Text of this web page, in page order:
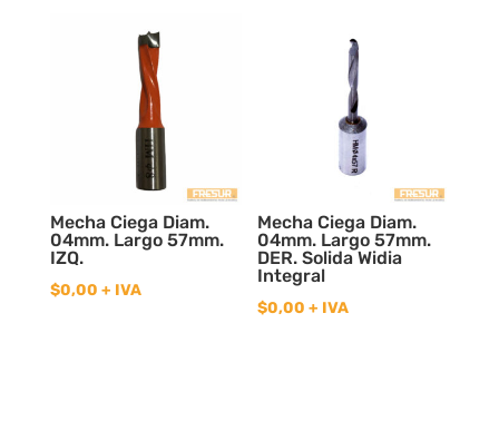
Mecha Ciega Diam.
04mm. Largo 57mm.
IZQ.
$0,00 + IVA
Mecha Ciega Diam.
04mm. Largo 57mm.
DER. Solida Widia
Integral
$0,00 + IVA